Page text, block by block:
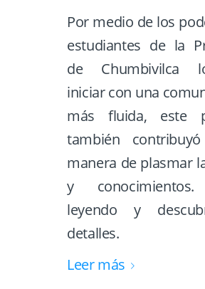
Por medio de los
estudiantes de la
de Chumbivilca
iniciar con una
más fluida, este
también
manera de plasmar
y
leyendo y
detalles.
Leer más